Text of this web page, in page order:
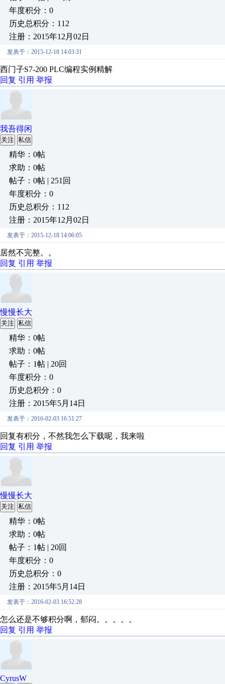
年度积分：0
历史总积分：112
注册：2015年12月02日
发表于：2015-12-18 14:03:31
西门子S7-200 PLC编程实例精解
回复 引用 举报
我吾得闲
关注 私信
精华：0帖
求助：0帖
帖子：0帖 | 251回
年度积分：0
历史总积分：112
注册：2015年12月02日
发表于：2015-12-18 14:06:05
居然不完整。。
回复 引用 举报
慢慢长大
关注 私信
精华：0帖
求助：0帖
帖子：1帖 | 20回
年度积分：0
历史总积分：0
注册：2015年5月14日
发表于：2016-02-03 16:51:27
回复有积分，不然我怎么下载呢，我来啦
回复 引用 举报
慢慢长大
关注 私信
精华：0帖
求助：0帖
帖子：1帖 | 20回
年度积分：0
历史总积分：0
注册：2015年5月14日
发表于：2016-02-03 16:52:28
怎么还是不够积分啊，郁闷。。。。。
回复 引用 举报
CyrusW